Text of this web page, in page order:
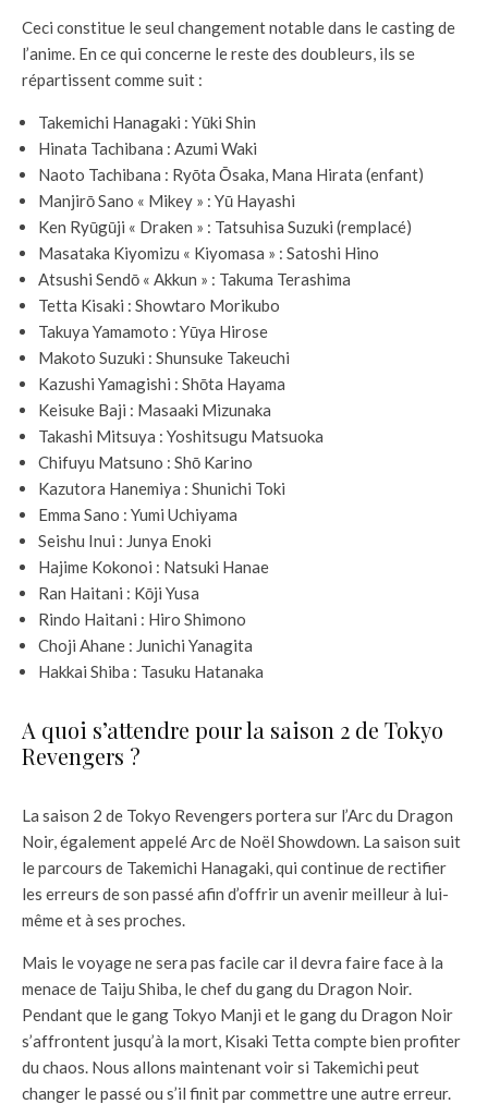
Ceci constitue le seul changement notable dans le casting de
l’anime. En ce qui concerne le reste des doubleurs, ils se
répartissent comme suit :
Takemichi Hanagaki : Yūki Shin
Hinata Tachibana : Azumi Waki
Naoto Tachibana : Ryōta Ōsaka, Mana Hirata (enfant)
Manjirō Sano « Mikey » : Yū Hayashi
Ken Ryūgūji « Draken » : Tatsuhisa Suzuki (remplacé)
Masataka Kiyomizu « Kiyomasa » : Satoshi Hino
Atsushi Sendō « Akkun » : Takuma Terashima
Tetta Kisaki : Showtaro Morikubo
Takuya Yamamoto : Yūya Hirose
Makoto Suzuki : Shunsuke Takeuchi
Kazushi Yamagishi : Shōta Hayama
Keisuke Baji : Masaaki Mizunaka
Takashi Mitsuya : Yoshitsugu Matsuoka
Chifuyu Matsuno : Shō Karino
Kazutora Hanemiya : Shunichi Toki
Emma Sano : Yumi Uchiyama
Seishu Inui : Junya Enoki
Hajime Kokonoi : Natsuki Hanae
Ran Haitani : Kōji Yusa
Rindo Haitani : Hiro Shimono
Choji Ahane : Junichi Yanagita
Hakkai Shiba : Tasuku Hatanaka
A quoi s’attendre pour la saison 2 de Tokyo
Revengers ?
La saison 2 de Tokyo Revengers portera sur l’Arc du Dragon
Noir, également appelé Arc de Noël Showdown. La saison suit
le parcours de Takemichi Hanagaki, qui continue de rectifier
les erreurs de son passé afin d’offrir un avenir meilleur à lui-
même et à ses proches.
Mais le voyage ne sera pas facile car il devra faire face à la
menace de Taiju Shiba, le chef du gang du Dragon Noir.
Pendant que le gang Tokyo Manji et le gang du Dragon Noir
s’affrontent jusqu’à la mort, Kisaki Tetta compte bien profiter
du chaos. Nous allons maintenant voir si Takemichi peut
changer le passé ou s’il finit par commettre une autre erreur.